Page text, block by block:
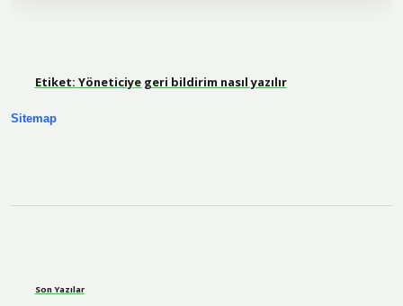
Etiket: Yöneticiye geri bildirim nasıl yazılır
Sitemap
Son Yazılar